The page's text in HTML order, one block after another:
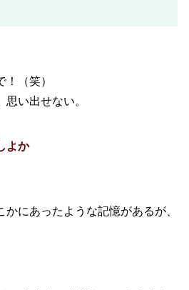
（笑）
い出せない。
よか
にあったような記憶があるが、